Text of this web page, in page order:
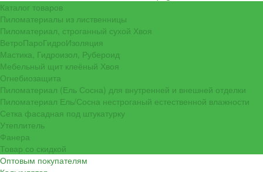
Каталог товаров
Пиломатериалы из лиственницы
Пиломатериал, строганный сухой Хвоя
ВетроПароГидроИзоляция
Мастика, Гидроизол, Рубероид
Мебельный щит клеёный Хвоя
Огнебиозащита
Пиломатериал (Ель Сосна) для внутренней и внешней отделки
Пиломатериал Ель/Сосна нестроганый естественной влажности
Сетка фасадная под штукатурку
Утеплитель
Фанера
Товар со скидкой
Оптовым покупателям